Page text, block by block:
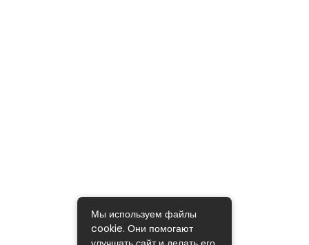
Мы используем файлы
cookie. Они помогают